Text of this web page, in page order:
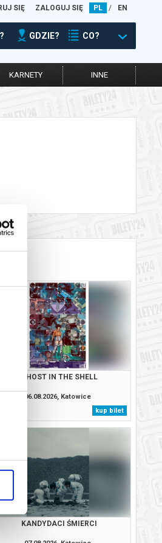
SIĘ ZALOGUJ SIĘ PL / EN
GDZIE? CO?
KARNETY INNE
GHOST IN THE SHELL
06.08.2026, Katowice
kup bilet
KANDYDACI ŚMIERCI